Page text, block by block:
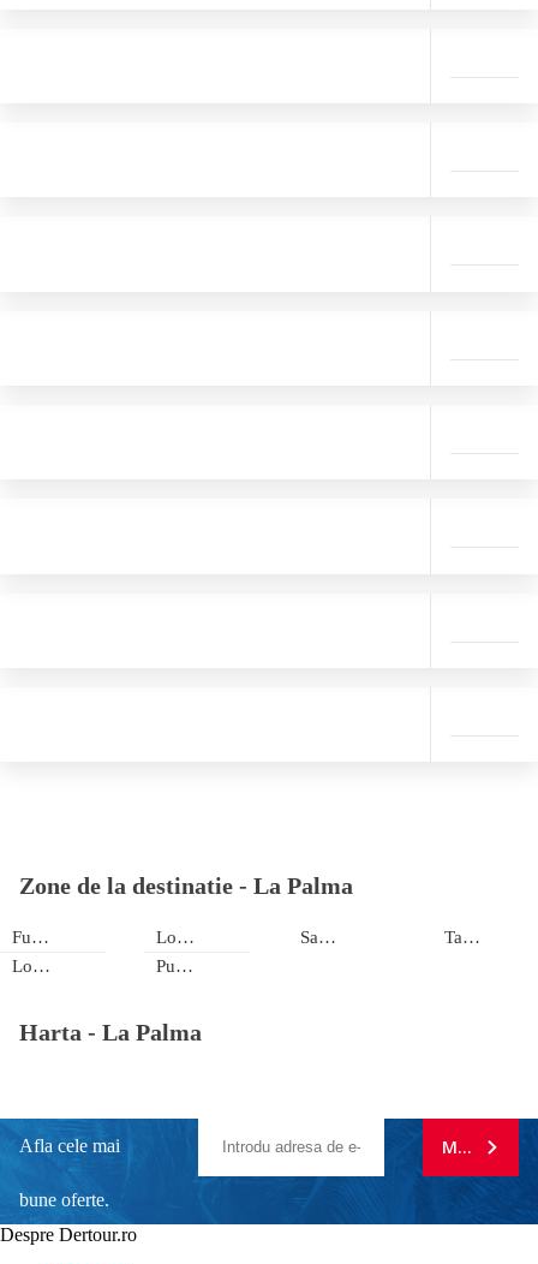
Zone de la destinatie - La Palma
Fuencaliente
Los Cancajos
Los Llanos
Puerto de Naos
Santa Cruz Tazacorte
Harta - La Palma
Afla cele mai
bune oferte.
MA
Despre Dertour.ro